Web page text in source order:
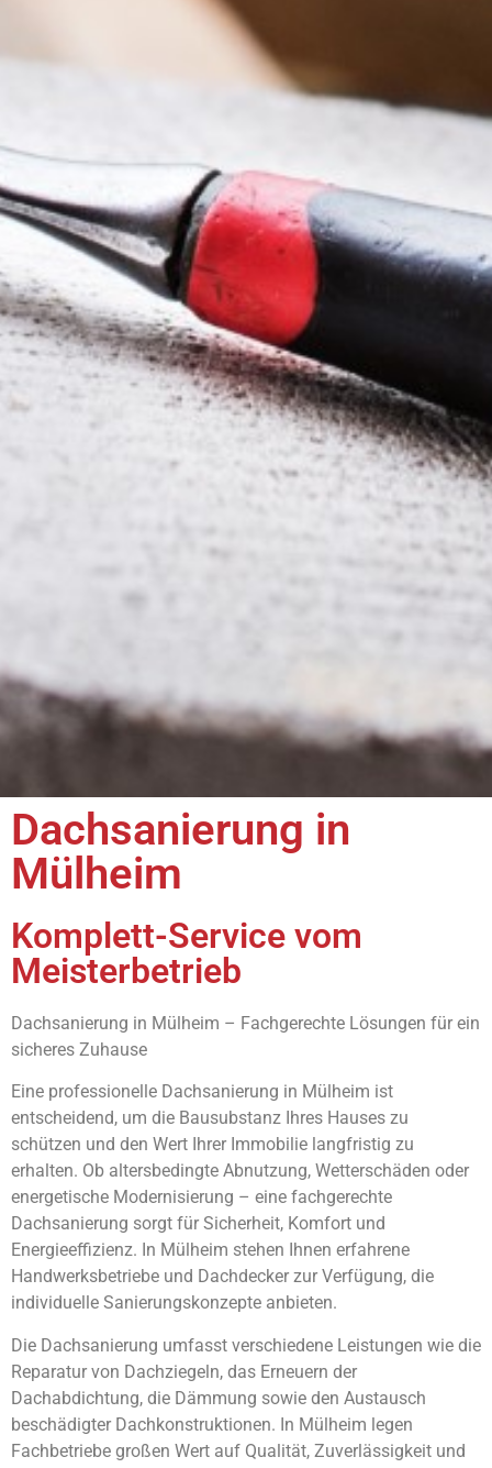
Dachsanierung in
Mülheim
Komplett-Service vom
Meisterbetrieb
Dachsanierung in Mülheim – Fachgerechte Lösungen für ein
sicheres Zuhause
Eine professionelle Dachsanierung in Mülheim ist
entscheidend, um die Bausubstanz Ihres Hauses zu
schützen und den Wert Ihrer Immobilie langfristig zu
erhalten. Ob altersbedingte Abnutzung, Wetterschäden oder
energetische Modernisierung – eine fachgerechte
Dachsanierung sorgt für Sicherheit, Komfort und
Energieeffizienz. In Mülheim stehen Ihnen erfahrene
Handwerksbetriebe und Dachdecker zur Verfügung, die
individuelle Sanierungskonzepte anbieten.
Die Dachsanierung umfasst verschiedene Leistungen wie die
Reparatur von Dachziegeln, das Erneuern der
Dachabdichtung, die Dämmung sowie den Austausch
beschädigter Dachkonstruktionen. In Mülheim legen
Fachbetriebe großen Wert auf Qualität, Zuverlässigkeit und